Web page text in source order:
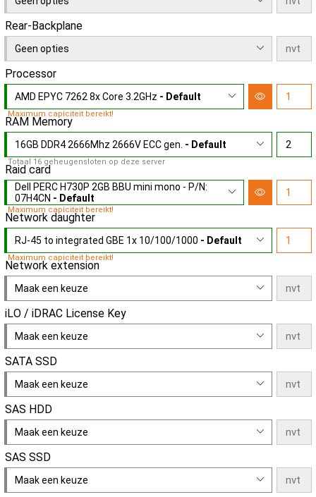
Rear-Backplane
Geen opties
Processor
AMD EPYC 7262 8x Core 3.2GHz - Default
Maximum capiciteit bereikt!
RAM Memory
16GB DDR4 2666Mhz 2666V ECC gen. - Default
Totaal 16 geheugensloten op deze server
Raid card
Dell PERC H730P 2GB BBU mini mono - P/N:
07H4CN - Default
Maximum capiciteit bereikt!
Network daughter
RJ-45 to integrated GBE 1x 10/100/1000 - Default
Maximum capiciteit bereikt!
Network extension
Maak een keuze
iLO / iDRAC License Key
Maak een keuze
SATA SSD
Maak een keuze
SAS HDD
Maak een keuze
SAS SSD
Maak een keuze